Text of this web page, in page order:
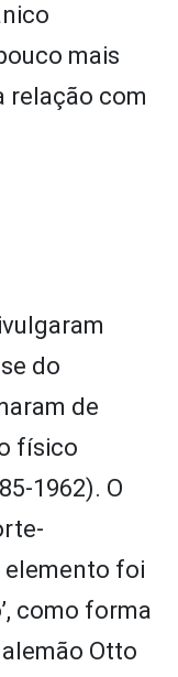
mais
relação com
do
de
físico
1962). O
elemento foi
como forma
Otto